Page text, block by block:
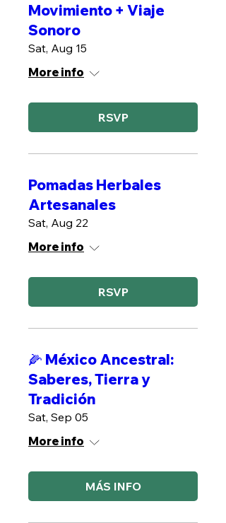
Movimiento + Viaje
Sonoro
Sat, Aug 15
More info
RSVP
Pomadas Herbales
Artesanales
Sat, Aug 22
More info
RSVP
🌽 México Ancestral:
Saberes, Tierra y
Tradición
Sat, Sep 05
More info
MÁS INFO